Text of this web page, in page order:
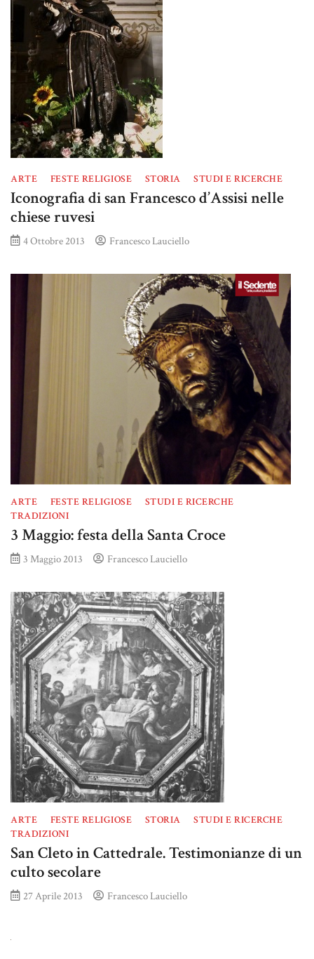
ARTE FESTE RELIGIOSE STORIA STUDI E RICERCHE
Iconografia di san Francesco d’Assisi nelle
chiese ruvesi
4 Ottobre 2013 Francesco Lauciello
ARTE FESTE RELIGIOSE
STUDI E RICERCHE
TRADIZIONI
3 Maggio: festa della Santa Croce
3 Maggio 2013 Francesco Lauciello
ARTE FESTE RELIGIOSE STORIA
STUDI E RICERCHE
TRADIZIONI
San Cleto in Cattedrale. Testimonianze di un
culto secolare
27 Aprile 2013 Francesco Lauciello